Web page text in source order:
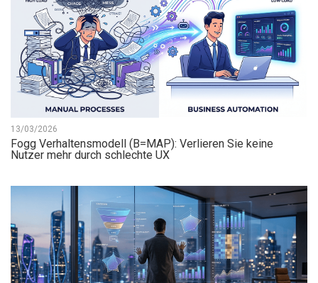
13/03/2026
Fogg Verhaltensmodell (B=MAP): Verlieren Sie keine
Nutzer mehr durch schlechte UX